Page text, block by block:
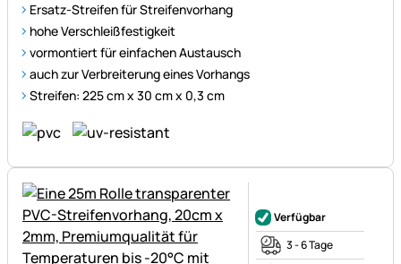
Ersatz-Streifen für Streifenvorhang
hohe Verschleißfestigkeit
vormontiert für einfachen Austausch
auch zur Verbreiterung eines Vorhangs
Streifen: 225 cm x 30 cm x 0,3 cm
Verfügbar
3 - 6 Tage